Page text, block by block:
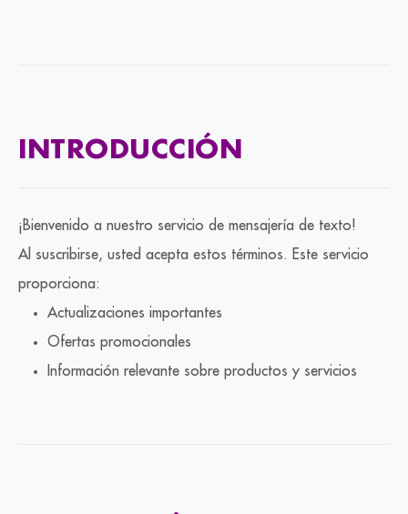
INTRODUCCIÓN
¡Bienvenido a nuestro servicio de mensajería de texto!
Al suscribirse, usted acepta estos términos. Este servicio
proporciona:
Actualizaciones importantes
Ofertas promocionales
Información relevante sobre productos y servicios